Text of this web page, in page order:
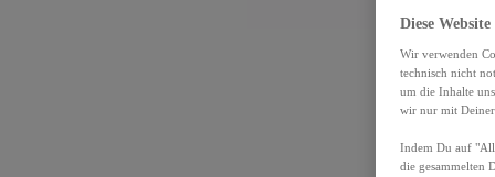
Diese
Wir verwenden
technisch nicht
um die Inhalte
wir nur mit
Indem Du auf
die gesammelten